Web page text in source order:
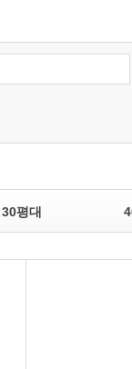
30평대